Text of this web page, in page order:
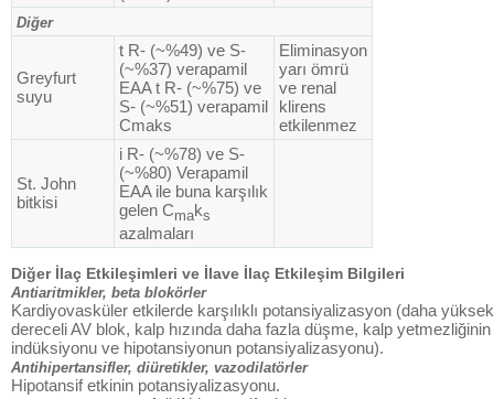
Diğer
Greyfurt
suyu
t R- (~%49) ve S-
(~%37) verapamil
EAA t R- (~%75) ve
S- (~%51) verapamil
Cmaks
Eliminasyon
yarı ömrü
ve renal
klirens
etkilenmez
St. John
bitkisi
i R- (~%78) ve S-
(~%80) Verapamil
EAA ile buna karşılık
gelen Cmaks
azalmaları
Diğer İlaç Etkileşimleri ve İlave İlaç Etkileşim Bilgileri
Antiaritmikler, beta blokörler
Kardiyovasküler etkilerde karşılıklı potansiyalizasyon (daha yüksek
dereceli AV blok, kalp hızında daha fazla düşme, kalp yetmezliğinin
indüksiyonu ve hipotansiyonun potansiyalizasyonu).
Antihipertansifler, diüretikler, vazodilatörler
Hipotansif etkinin potansiyalizasyonu.